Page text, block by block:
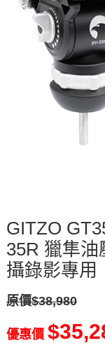
GITZO
35R 獵隼
攝錄影專用
原價$38,980
優惠價